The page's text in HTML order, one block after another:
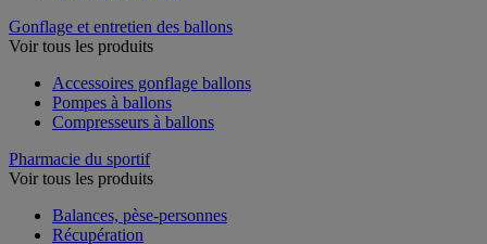
Gonflage et entretien des ballons
Voir tous les produits
Accessoires gonflage ballons
Pompes à ballons
Compresseurs à ballons
Pharmacie du sportif
Voir tous les produits
Balances, pèse-personnes
Récupération